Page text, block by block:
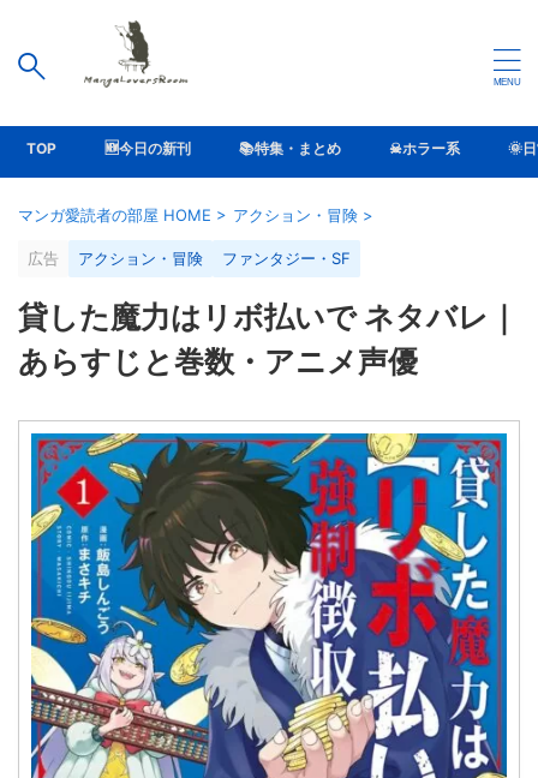
TOP 🆕今日の新刊 📚特集・まとめ ☠ホラー系 🌞
マンガ愛読者の部屋 HOME > アクション・冒険 >
広告 アクション・冒険 ファンタジー・SF
貸した魔力はリボ払いで ネタバレ｜
あらすじと巻数・アニメ声優